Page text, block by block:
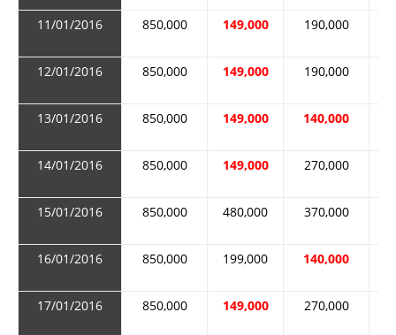
11/01/2016 850,000 149,000 190,000
12/01/2016 850,000 149,000 190,000
13/01/2016 850,000 149,000 140,000
14/01/2016 850,000 149,000 270,000
15/01/2016 850,000 480,000 370,000
16/01/2016 850,000 199,000 140,000
17/01/2016 850,000 149,000 270,000